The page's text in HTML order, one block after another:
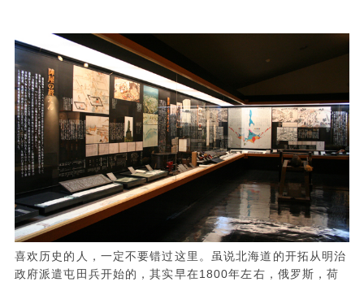
喜欢历史的人，一定不要错过这里。虽说北海道的开拓从明治
政府派遣屯田兵开始的，其实早在1800年左右，俄罗斯，荷